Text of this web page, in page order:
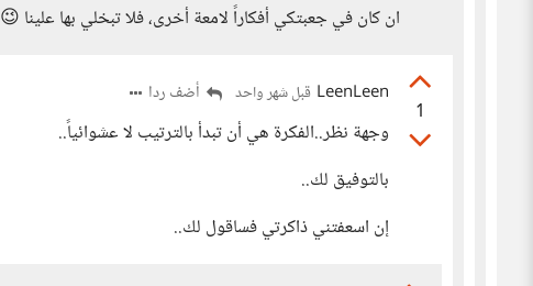
ان كان في جعبتكي أفكاراً لامعة أخرى، فلا تبخلي بها علينا 😉
1
LeenLeen قبل شهر واحد أضف ردا
وجهة نظر..الفكرة هي أن تبدأ بالترتيب لا عشوائياً..
بالتوفيق لك..
إن اسعفتني ذاكرتي فساقول لك..